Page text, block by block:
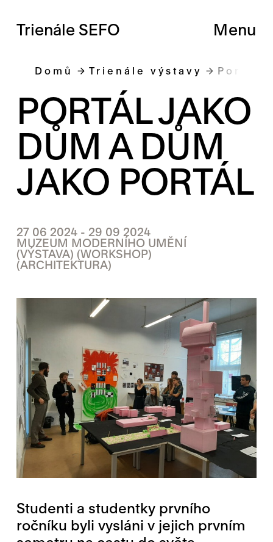
Trienále SEFO Menu
Domů Trienále výstavy Portál
PORTÁL JAKO
DŮM A DŮM
JAKO PORTÁL
27 06 2024 - 29 09 2024
MUZEUM MODERNÍHO UMĚNÍ
(VÝSTAVA) (WORKSHOP)
(ARCHITEKTURA)
Studenti a studentky prvního
ročníku byli vysláni v jejich prvním